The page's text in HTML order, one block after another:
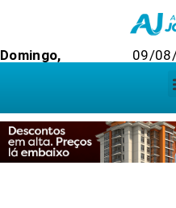
Domingo, 09/